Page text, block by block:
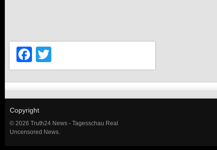
Facebook
Copyright
© 2026 Truth24 News - Tagesschau Real
Uncensored News.